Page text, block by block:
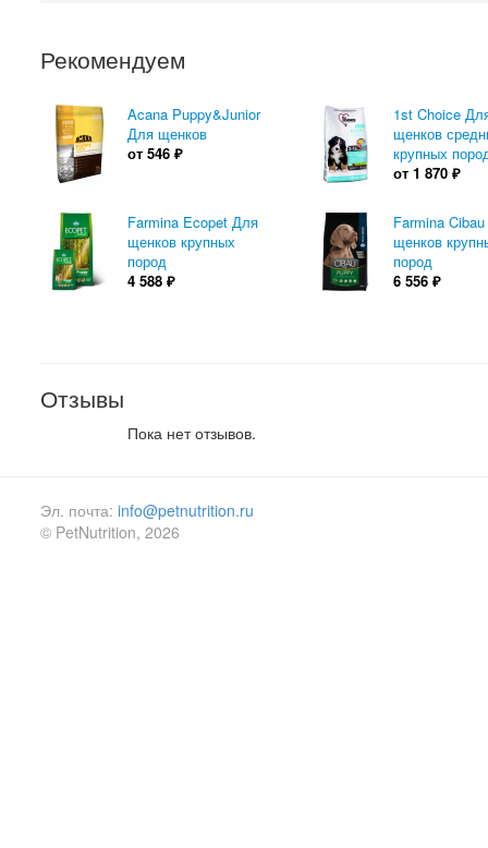
Рекомендуем
Acana Puppy&Junior
Для щенков
от 546 ₽
1st Choice
щенков
крупных
от1 870 ₽
Farmina Ecopet Для
щенков крупных
пород
4 588 ₽
Farmina
щенков
пород
6 556 ₽
Отзывы
Пока нет отзывов.
Эл. почта: info@petnutrition.ru
© PetNutrition, 2026